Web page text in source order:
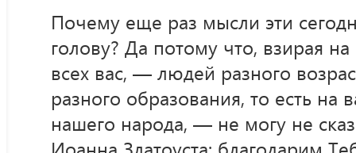
Почему еще раз мысли эти
голову? Да потому что, взирая
всех вас, — людей разного
разного образования, то есть на
нашего народа, — не могу не